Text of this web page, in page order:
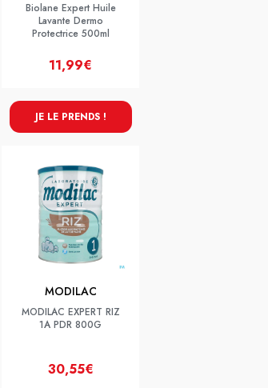
Biolane Expert Huile
Lavante Dermo
Protectrice 500ml
11,99€
JE LE PRENDS !
MODILAC
MODILAC EXPERT RIZ
1A PDR 800G
30,55€